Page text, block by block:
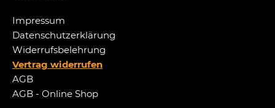
Impressum
Datenschutzerklärung
Widerrufsbelehrung
Vertrag widerrufen
AGB
AGB - Online Shop